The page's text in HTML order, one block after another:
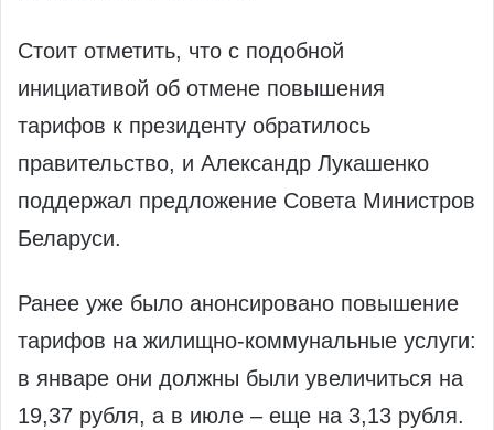
Стоит отметить, что с подобной
инициативой об отмене повышения
тарифов к президенту обратилось
правительство, и Александр Лукашенко
поддержал предложение Совета Министров
Беларуси.
Ранее уже было анонсировано повышение
тарифов на жилищно-коммунальные услуги:
в январе они должны были увеличиться на
19,37 рубля, а в июле – еще на 3,13 рубля.